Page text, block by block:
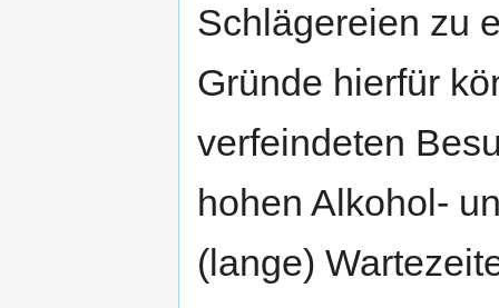
Schlägereien zu
Gründe hierfür
verfeindeten
hohen Alkohol-
(lange)